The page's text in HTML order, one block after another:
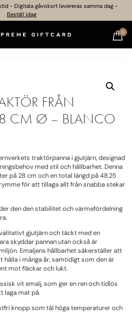
- Digitala gåvokort levereras samma dag -
Beställ idag
0
FRÅN
CM Ø – BLANCO
traktörpanna i gjutjärn, designad
med stil och hållbarhet. Denna
på 28 cm och en total längd på 48,25
för att tillaga allt från snabba stekar
den den stabilitet och värmefördelning
gjutjärn och täckt med en
skyddar pannan utan också är
Emaljens hållbarhet säkerställer att
i många år, samtidigt som den är
mot fläckar och lukt.
vit emalj, som ger en ren och tidlös
laga mat på.
knopp som tål höga temperaturer och